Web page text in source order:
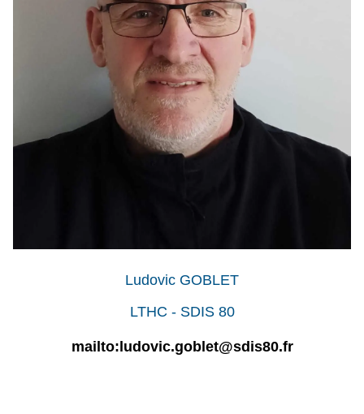
Ludovic GOBLET
LTHC - SDIS 80
mailto:ludovic.goblet@sdis80.fr